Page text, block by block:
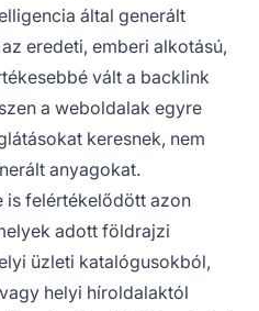
által generált
eredeti, emberi alkotású,
vált a backlink
a weboldalak egyre
keresnek, nem
anyagokat.
is felértékelődött azon
adott földrajzi
üzleti katalógusokból,
helyi híroldalaktól